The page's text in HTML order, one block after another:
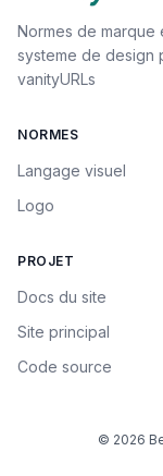
Normes de marque
systeme de design
vanityURLs
NORMES
Langage visuel
Logo
PROJET
Docs du site
Site principal
Code source
© 2026